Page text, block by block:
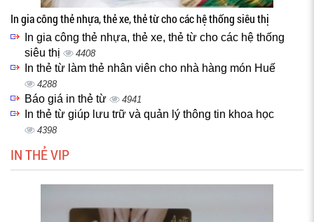
In gia công thẻ nhựa, thẻ xe, thẻ từ cho các hệ thống siêu thị
In gia công thẻ nhựa, thẻ xe, thẻ từ cho các hệ thống
siêu thị
4408
In thẻ từ làm thẻ nhân viên cho nhà hàng món Huế
4288
Báo giá in thẻ từ 4941
In thẻ từ giúp lưu trữ và quản lý thông tin khoa học
4398
IN THẺ VIP